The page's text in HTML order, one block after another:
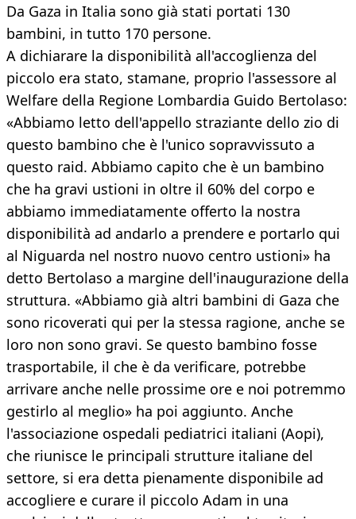
Da Gaza in Italia sono già stati portati 130
bambini, in tutto 170 persone.
A dichiarare la disponibilità all'accoglienza del
piccolo era stato, stamane, proprio l'assessore al
Welfare della Regione Lombardia Guido Bertolaso:
«Abbiamo letto dell'appello straziante dello zio di
questo bambino che è l'unico sopravvissuto a
questo raid. Abbiamo capito che è un bambino
che ha gravi ustioni in oltre il 60% del corpo e
abbiamo immediatamente offerto la nostra
disponibilità ad andarlo a prendere e portarlo qui
al Niguarda nel nostro nuovo centro ustioni» ha
detto Bertolaso a margine dell'inaugurazione della
struttura. «Abbiamo già altri bambini di Gaza che
sono ricoverati qui per la stessa ragione, anche se
loro non sono gravi. Se questo bambino fosse
trasportabile, il che è da verificare, potrebbe
arrivare anche nelle prossime ore e noi potremmo
gestirlo al meglio» ha poi aggiunto. Anche
l'associazione ospedali pediatrici italiani (Aopi),
che riunisce le principali strutture italiane del
settore, si era detta pienamente disponibile ad
accogliere e curare il piccolo Adam in una